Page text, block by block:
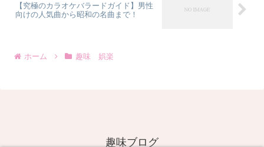
【究極のカラオケバラードガイド】男性
向けの人気曲から昭和の名曲まで！
ホーム 趣味 娯楽
趣味ブログ